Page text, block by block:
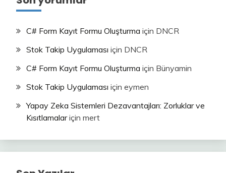
C# Form Kayıt Formu Oluşturma için DNCR
Stok Takip Uygulaması için DNCR
C# Form Kayıt Formu Oluşturma için Bünyamin
Stok Takip Uygulaması için eymen
Yapay Zeka Sistemleri Dezavantajları: Zorluklar ve
Kısıtlamalariçin mert